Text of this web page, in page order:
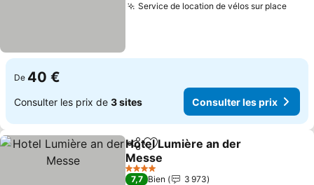
Service de location de vélos sur place
De 40 €
Consulter les prix de 3 sites Consulter les prix
PartagerAjouter à mes favoris
Hotel Lumière an der
Messe
Consulter les prix
4 Étoiles
7,7 Bien
3 973